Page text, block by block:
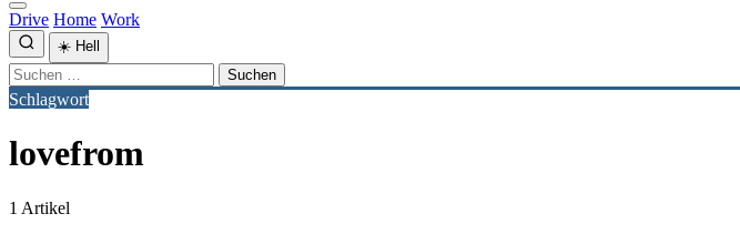
Drive Home Work
☀️ Hell
Suchen
nach:
Schlagwort
lovefrom
1 Artikel